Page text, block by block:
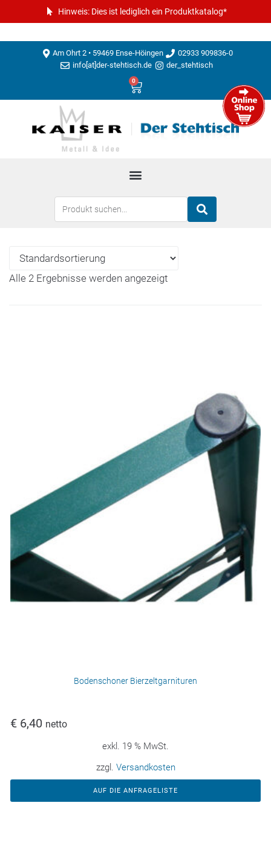
Hinweis: Dies ist lediglich ein Produktkatalog*
Am Ohrt 2 • 59469 Ense-Höingen
02933 909836-0
info[at]der-stehtisch.de
der_stehtisch
0
Alle 2 Ergebnisse werden angezeigt
Bodenschoner Bierzeltgarnituren
€ 6,40 netto
exkl. 19 % MwSt.
zzgl. Versandkosten
AUF DIE ANFRAGELISTE